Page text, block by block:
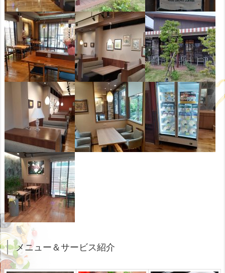
イム
クレジッ
トカード
利用可
平均予算 ランチ ¥1,200〜 / ディナー ¥1,500〜
禁煙・喫
煙・分煙
禁煙
お子様連
れ
お子様イス有
お店から
のひと言
落ち着いた雰囲気で、美味しいパス
メニュー＆サービス紹介